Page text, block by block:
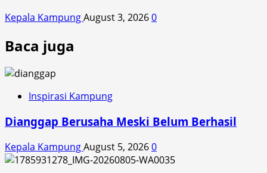
Kepala KampungAugust 3, 20260
Baca juga
Inspirasi Kampung
Dianggap Berusaha Meski Belum Berhasil
Kepala KampungAugust 5, 20260